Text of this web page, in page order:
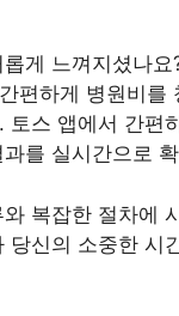
게 느껴지셨나요
편하게 병원비를
토스 앱에서 간편
를 실시간으로
복잡한 절차에
당신의 소중한 시